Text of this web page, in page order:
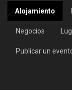
Alojamiento
Negocios
Publicar un